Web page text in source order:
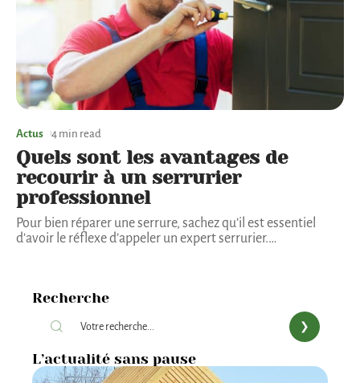
Actus 4 min read
Quels sont les avantages de
recourir à un serrurier
professionnel
Pour bien réparer une serrure, sachez qu’il est essentiel
d’avoir le réflexe d’appeler un expert serrurier.…
Recherche
L’actualité sans pause